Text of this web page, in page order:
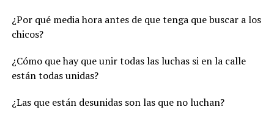
¿Por qué media hora antes de que tenga que buscar a los
chicos?
¿Cómo que hay que unir todas las luchas si en la calle
están todas unidas?
¿Las que están desunidas son las que no luchan?